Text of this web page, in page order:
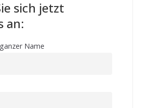
sich jetzt
an:
Name